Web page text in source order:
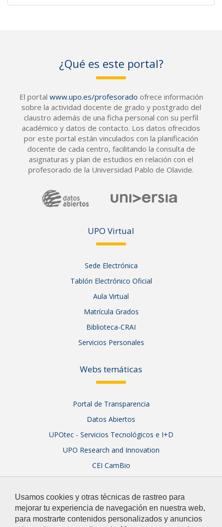
Usamos cookies y otras técnicas de rastreo para
mejorar tu experiencia de navegación en nuestra web,
para mostrarte contenidos personalizados y anuncios
¿Qué es este portal?
El portal www.upo.es/profesorado ofrece información
sobre la actividad docente de grado y postgrado del
claustro además de una ficha personal con su perfil
académico y datos de contacto. Los datos ofrecidos
por este portal están vinculados con la planificación
docente de cada centro, facilitando la consulta de
asignaturas y plan de estudios en relación con el
profesorado de la Universidad Pablo de Olavide.
UPO Virtual
Sede Electrónica
Tablón Electrónico Oficial
Aula Virtual
Matrícula Grados
Biblioteca-CRAI
Servicios Personales
Webs temáticas
Portal de Transparencia
Datos Abiertos
UPOtec - Servicios Tecnológicos e I+D
UPO Research and Innovation
CEI CamBio